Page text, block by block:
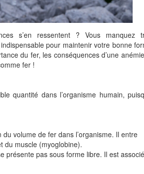
s’en ressentent ? Vous manquez
pour maintenir votre bonne
du fer, les conséquences d’une
fer !
quantité dans l’organisme humain,
volume de fer dans l’organisme. Il entre
du muscle (myoglobine).
présente pas sous forme libre. Il est